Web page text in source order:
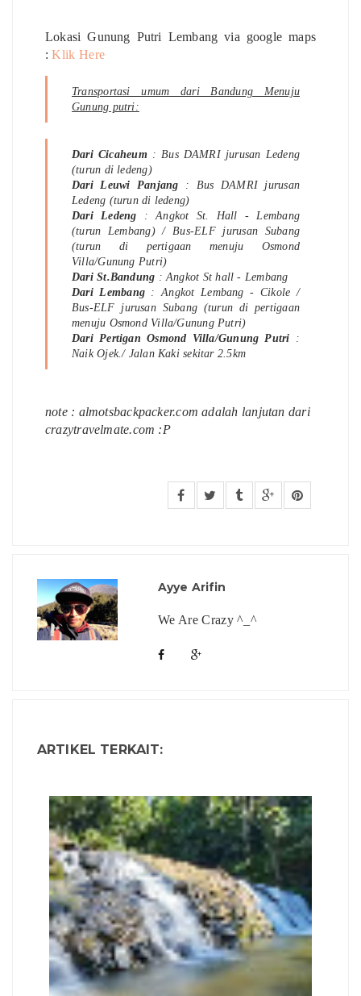
Lokasi Gunung Putri Lembang via google maps
:Klik Here
Transportasi umum dari Bandung Menuju
Gunung putri:
Dari Cicaheum: Bus DAMRI jurusan Ledeng
(turun di ledeng)
Dari Leuwi Panjang : Bus DAMRI jurusan
Ledeng (turun di ledeng)
Dari Ledeng : Angkot St. Hall - Lembang
(turun Lembang) / Bus-ELF jurusan Subang
(turun di pertigaan menuju Osmond
Villa/Gunung Putri)
Dari St.Bandung : Angkot St hall - Lembang
Dari Lembang: Angkot Lembang - Cikole /
Bus-ELF jurusan Subang (turun di pertigaan
menuju Osmond Villa/Gunung Putri)
Dari Pertigan Osmond Villa/Gunung Putri :
Naik Ojek./ Jalan Kaki sekitar 2.5km
note : almotsbackpacker.com adalah lanjutan dari
crazytravelmate.com :P
Ayye Arifin
We Are Crazy ^_^
ARTIKEL TERKAIT: